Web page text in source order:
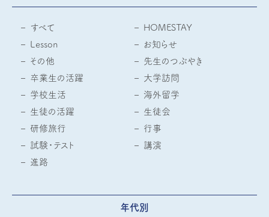
すべて
HOMESTAY
Lesson
お知らせ
その他
先生のつぶやき
卒業生の活躍
大学訪問
学校生活
海外留学
生徒の活躍
生徒会
研修旅行
行事
試験・テスト
講演
進路
年代別